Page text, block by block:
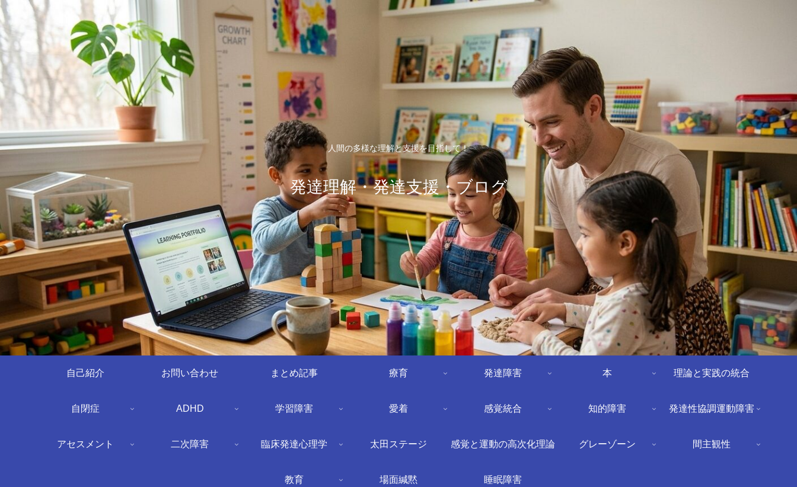
人間の多様な理解と支援を目指して！
発達理解・発達支援・ブログ
自己紹介 お問い合わせ まとめ記事 療育 発達障害 本 理論と実践の統合
自閉症 ADHD 学習障害 愛着 感覚統合 知的障害 発達性協調運動障害
アセスメント 二次障害 臨床発達心理学 太田ステージ 感覚と運動の高次化理論 グレーゾーン 間主観性
教育 場面緘黙 睡眠障害